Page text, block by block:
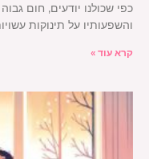
כפי שכולנו יודעים, חום
והשפעותיו על תינוקות
קרא עוד »